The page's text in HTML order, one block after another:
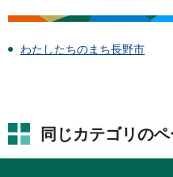
わたしたちのまち長野市
同じカテゴリの